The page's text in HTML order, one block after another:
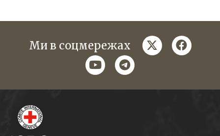
Ми в соцмережах twitter
youtubetelegram